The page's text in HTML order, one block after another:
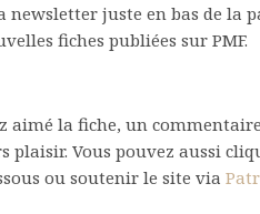
juste en bas de la
fiches publiées sur PMF.
aimé la fiche, un
plaisir. Vous pouvez aussi
ou soutenir le site via